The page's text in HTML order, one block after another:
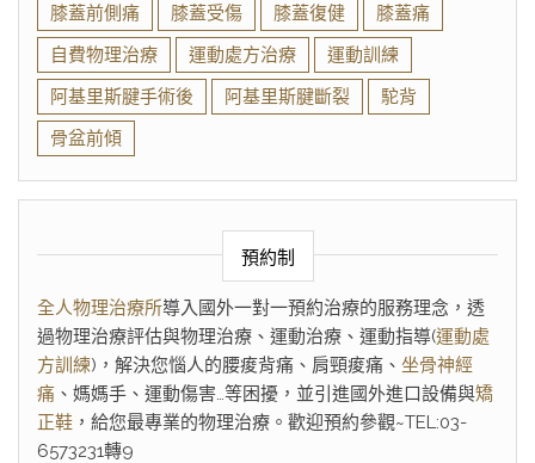
膝蓋前側痛
膝蓋受傷 膝蓋復健
膝蓋痛
自費物理治療
運動處方治療
運動訓練
阿基里斯腱手術後
阿基里斯腱斷裂
駝背
骨盆前傾
預約制
全人物理治療所導入國外一對一預約治療的服務理念，透
過物理治療評估與物理治療、運動治療、運動指導(運動處
方訓練)，解決您惱人的腰痠背痛、肩頸痠痛、 坐骨神經
痛 、媽媽手、運動傷害…等困擾，並引進國外進口設備與矯
正鞋 ，給您最專業的物理治療。歡迎預約參觀~TEL:03-
6573231轉9